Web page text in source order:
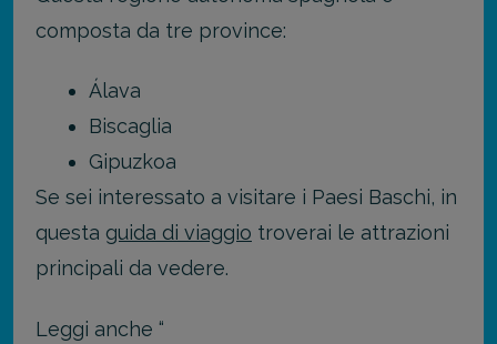
composta da tre province:
Álava
Biscaglia
Gipuzkoa
Se sei interessato a visitare i Paesi Baschi, in
questa guida di viaggio troverai le attrazioni
principali da vedere.
Leggi anche “